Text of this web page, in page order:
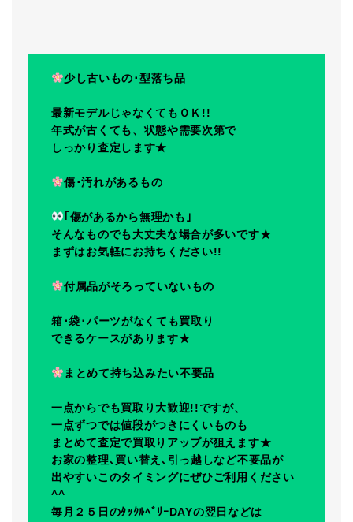
少し古いもの･型落ち品
最新モデルじゃなくてもＯＫ!!
年式が古くても、状態や需要次第で
しっかり査定します★
傷･汚れがあるもの
｢傷があるから無理かも｣
そんなものでも大丈夫な場合が多いです★
まずはお気軽にお持ちください!!
付属品がそろっていないもの
箱･袋･パーツがなくても買取り
できるケースがあります★
まとめて持ち込みたい不要品
一点からでも買取り大歓迎!!ですが、
一点ずつでは値段がつきにくいものも
まとめて査定で買取りアップが狙えます★
お家の整理､買い替え､引っ越しなど不要品が
出やすいこのタイミングにぜひご利用ください
^^
毎月２５日のﾀｯｸﾙﾍﾞﾘｰDAYの翌日などは